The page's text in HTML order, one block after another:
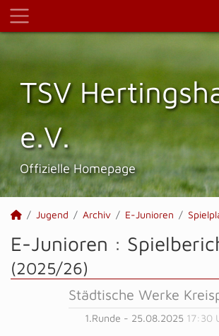
TSV
e.V.
Offizielle Homepage
Jugend Archiv E-Junioren
E-Junioren :
(2025/26)
Städtische Werke
1.Runde - 25.08.2025 17:30